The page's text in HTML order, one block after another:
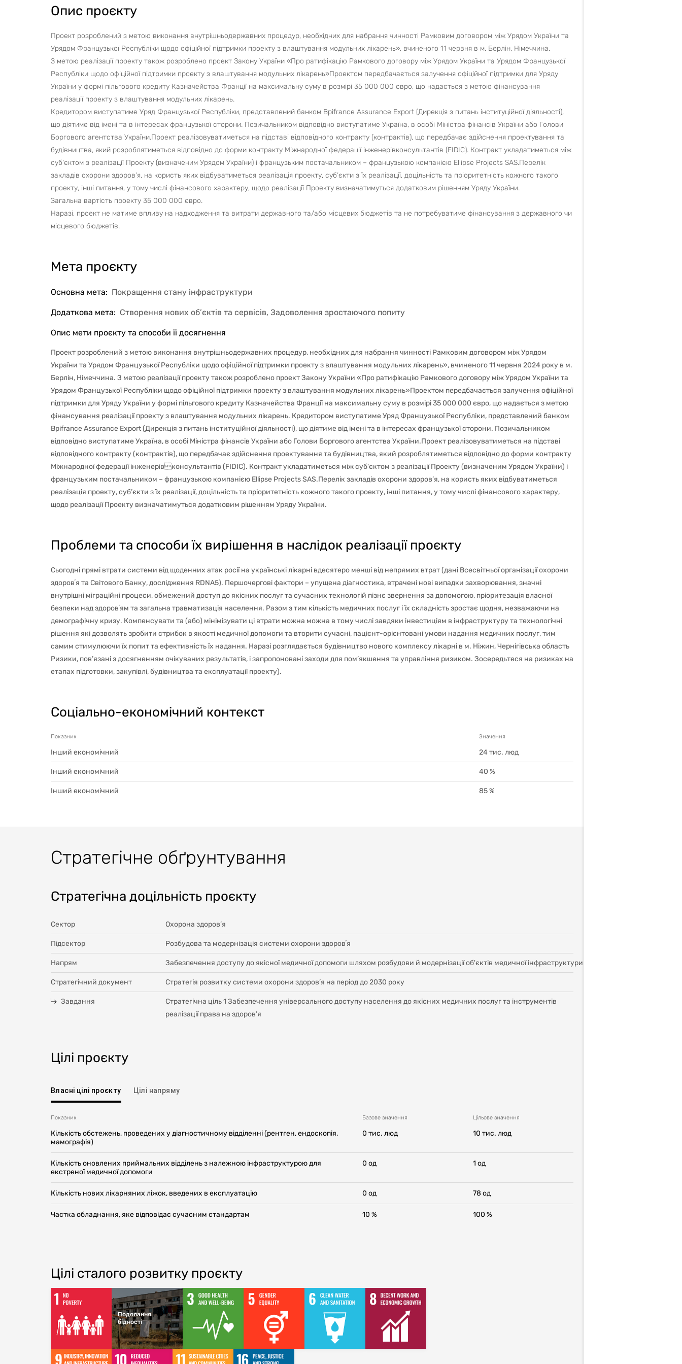
Опис проєкту
Проект розроблений з метою виконання внутрішньодержавних процедур, необхідних для набрання чинності Рамковим договором між Урядом України та
Урядом Французької Республіки щодо офіційної підтримки проекту з влаштування модульних лікарень», вчиненого 11 червня в м. Берлін, Німеччина.
З метою реалізації проекту також розроблено проект Закону України «Про ратифікацію Рамкового договору між Урядом України та Урядом Французької
Республіки щодо офіційної підтримки проекту з влаштування модульних лікарень»Проектом передбачається залучення офіційної підтримки для Уряду
України у формі пільгового кредиту Казначейства Франції на максимальну суму в розмірі 35 000 000 євро, що надається з метою фінансування
реалізації проекту з влаштування модульних лікарень.
Кредитором виступатиме Уряд Французької Республіки, представлений банком Bpifrance Assurance Export (Дирекція з питань інституційної діяльності),
що діятиме від імені та в інтересах французької сторони. Позичальником відповідно виступатиме Україна, в особі Міністра фінансів України або Голови
Боргового агентства України.Проект реалізовуватиметься на підставі відповідного контракту (контрактів), що передбачає здійснення проектування та
будівництва, який розроблятиметься відповідно до форми контракту Міжнародної федерації інженерівконсультантів (FIDIC). Контракт укладатиметься між
суб'єктом з реалізації Проекту (визначеним Урядом України) і французьким постачальником – французькою компанією Ellipse Projects SAS.Перелік
закладів охорони здоров’я, на користь яких відбуватиметься реалізація проекту, суб’єкти з їх реалізації, доцільність та пріоритетність кожного такого
проекту, інші питання, у тому числі фінансового характеру, щодо реалізації Проекту визначатимуться додатковим рішенням Уряду України.
Загальна вартість проекту 35 000 000 євро.
Наразі, проект не матиме впливу на надходження та витрати державного та/або місцевих бюджетів та не потребуватиме фінансування з державного чи
місцевого бюджетів.
Мета проєкту
Основна мета: Покращення стану інфраструктури
Додаткова мета: Створення нових об’єктів та сервісів, Задоволення зростаючого попиту
Опис мети проєкту та способи її досягнення
Проект розроблений з метою виконання внутрішньодержавних процедур, необхідних для набрання чинності Рамковим договором між Урядом
України та Урядом Французької Республіки щодо офіційної підтримки проекту з влаштування модульних лікарень», вчиненого 11 червня 2024 року в м.
Берлін, Німеччина. З метою реалізації проекту також розроблено проект Закону України «Про ратифікацію Рамкового договору між Урядом України та
Урядом Французької Республіки щодо офіційної підтримки проекту з влаштування модульних лікарень»Проектом передбачається залучення офіційної
підтримки для Уряду України у формі пільгового кредиту Казначейства Франції на максимальну суму в розмірі 35 000 000 євро, що надається з метою
фінансування реалізації проекту з влаштування модульних лікарень. Кредитором виступатиме Уряд Французької Республіки, представлений банком
Bpifrance Assurance Export (Дирекція з питань інституційної діяльності), що діятиме від імені та в інтересах французької сторони. Позичальником
відповідно виступатиме Україна, в особі Міністра фінансів України або Голови Боргового агентства України.Проект реалізовуватиметься на підставі
відповідного контракту (контрактів), що передбачає здійснення проектування та будівництва, який розроблятиметься відповідно до форми контракту
Міжнародної федерації інженерівконсультантів (FIDIC). Контракт укладатиметься між суб'єктом з реалізації Проекту (визначеним Урядом України) і
французьким постачальником – французькою компанією Ellipse Projects SAS.Перелік закладів охорони здоров’я, на користь яких відбуватиметься
реалізація проекту, суб’єкти з їх реалізації, доцільність та пріоритетність кожного такого проекту, інші питання, у тому числі фінансового характеру,
щодо реалізації Проекту визначатимуться додатковим рішенням Уряду України.
Проблеми та способи їх вирішення в наслідок реалізації проєкту
Сьогодні прямі втрати системи від щоденних атак росії на українські лікарні вдесятеро менші від непрямих втрат (дані Всесвітньої організації охорони
здоровʼя та Світового Банку, дослідження RDNA5). Першочергові фактори – упущена діагностика, втрачені нові випадки захворювання, значні
внутрішні міграційні процеси, обмежений доступ до якісних послуг та сучасних технологій пізнє звернення за допомогою, пріоритезація власної
безпеки над здоровʼям та загальна травматизація населення. Разом з тим кількість медичних послуг і їх складність зростає щодня, незважаючи на
демографічну кризу. Компенсувати та (або) мінімізувати ці втрати можна можна в тому числі завдяки інвестиціям в інфраструктуру та технологічні
рішення які дозволять зробити стрибок в якості медичної допомоги та вторити сучасні, пацієнт-орієнтовані умови надання медичних послуг, тим
самим стимулюючи їх попит та ефективність їх надання. Наразі розглядається будівництво нового комплексу лікарні в м. Ніжин, Чернігівська область
Ризики, пов’язані з досягненням очікуваних результатів, і запропоновані заходи для пом’якшення та управління ризиком. Зосередьтеся на ризиках на
етапах підготовки, закупівлі, будівництва та експлуатації проекту).
Соціально-економічний контекст
Показник Значення
Інший економічний 24 тис. люд
Інший економічний 40 %
Інший економічний 85%
Стратегічне обґрунтування
Стратегічна доцільність проєкту
Сектор Охорона здоров’я
Підсектор Розбудова та модернізація системи охорони здоровʼя
Напрям Забезпечення доступу до якісної медичної допомоги шляхом розбудови й модернізації об'єктів медичної інфраструктури
Стратегічний документ Стратегія розвитку системи охорони здоров’я на період до 2030 року
Завдання
Стратегічна ціль 1 Забезпечення універсального доступу населення до якісних медичних послуг та інструментів
реалізації права на здоров’я
Цілі проєкту
Власні цілі проєкту Цілі напряму
Показник Базове значення Цільовe значення
Кількість обстежень, проведених у діагностичному відділенні (рентген, ендоскопія,
мамографія)
0 тис. люд 10 тис. люд
Кількість оновлених приймальних відділень з належною інфраструктурою для
екстреної медичної допомоги
0 од 1 од
Кількість нових лікарняних ліжок, введених в експлуатацію 0 од 78 од
Частка обладнання, яке відповідає сучасним стандартам 10 % 100 %
Цілі сталого розвитку проєкту
Подолання
бідності